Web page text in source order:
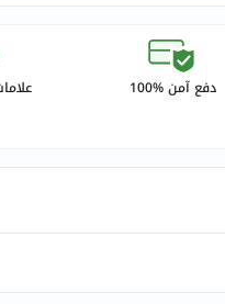
دفع آمن %100